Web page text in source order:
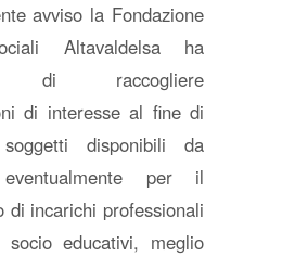
avviso la Fondazione
Altavaldelsa ha
di raccogliere
di interesse al fine di
disponibili da
per il
di incarichi professionali
educativi, meglio